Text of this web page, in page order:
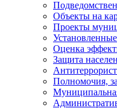
Объекты на
Проекты
Оценка
Защита
Полномочия,